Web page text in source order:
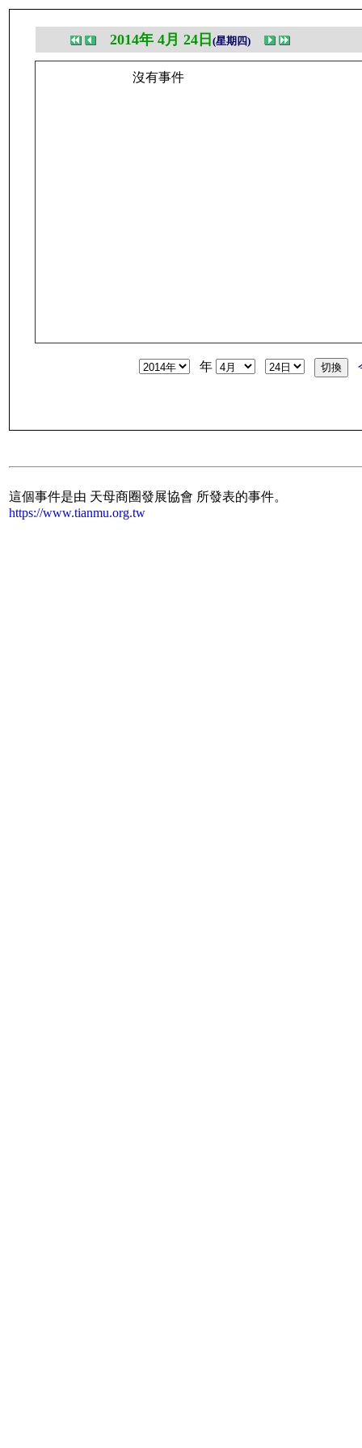
2014年 4月 24日 (星期四)
沒有事件
年
這個事件是由 天母商圈發展協會 所發表的事件。
https://www.tianmu.org.tw